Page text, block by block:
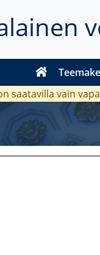
saatavilla vain